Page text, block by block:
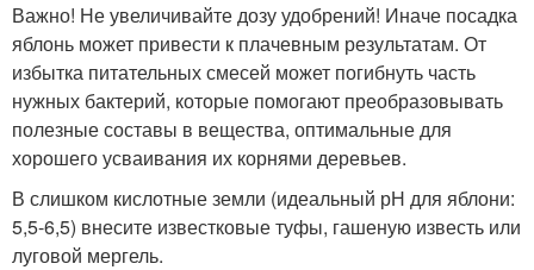
Важно! Не увеличивайте дозу удобрений! Иначе посадка
яблонь может привести к плачевным результатам. От
избытка питательных смесей может погибнуть часть
нужных бактерий, которые помогают преобразовывать
полезные составы в вещества, оптимальные для
хорошего усваивания их корнями деревьев.
В слишком кислотные земли (идеальный рН для яблони:
5,5-6,5) внесите известковые туфы, гашеную известь или
луговой мергель.